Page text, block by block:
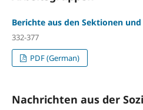
Berichte aus den Sektionen
332-377
PDF (German)
Nachrichten aus der